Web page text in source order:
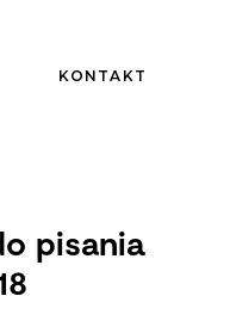
KONTAKT
pisania